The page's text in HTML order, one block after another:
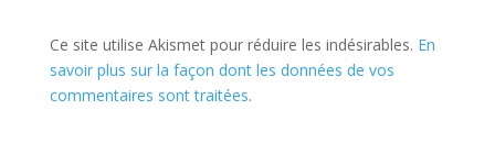
Ce site utilise Akismet pour réduire les indésirables. En
savoir plus sur la façon dont les données de vos
commentaires sont traitées.